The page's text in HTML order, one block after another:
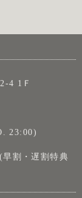
4 1Ｆ
23:00)
割・遅割特典